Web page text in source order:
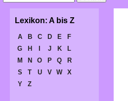
Lexikon: A bis Z
A B C D E
F
G
H J K
L
M
N O P Q
R
S
T U V W
X
Y
Z